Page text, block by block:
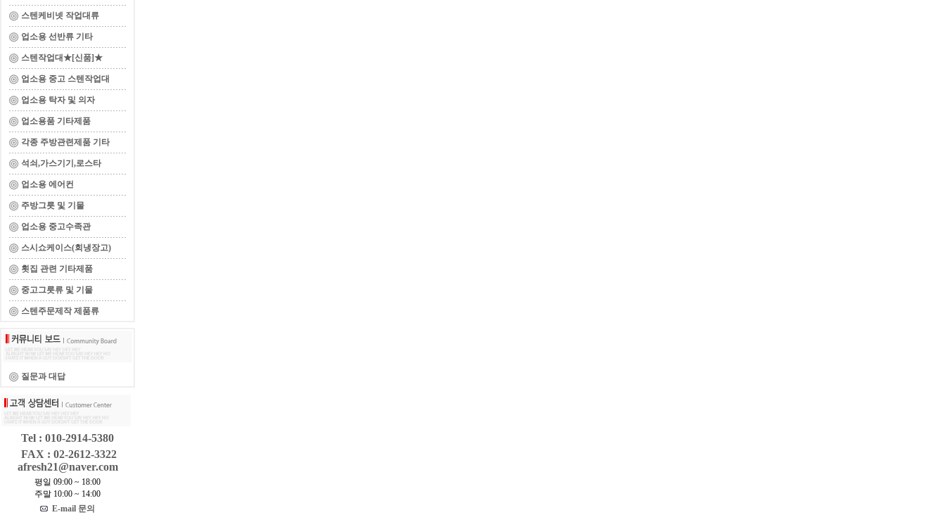
스텐케비넷 작업대류
업소용 선반류 기타
스텐작업대★[신품]★
업소용 중고 스텐작업대
업소용 탁자 및 의자
업소용품 기타제품
각종 주방관련제품 기타
석쇠,가스기기,로스타
업소용 에어컨
주방그릇 및 기물
업소용 중고수족관
스시쇼케이스(회냉장고)
횟집 관련 기타제품
중고그릇류 및 기물
스텐주문제작 제품류
질문과 대답
Tel : 010-2914-5380
FAX : 02-2612-3322
afresh21@naver.com
평일 09:00 ~ 18:00
주말 10:00 ~ 14:00
E-mail 문의